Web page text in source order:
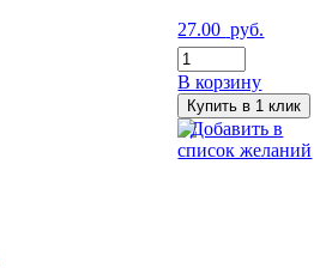
27.00 руб.
Количество
Пакет
с
воздушной
подушкой
F/16,
В корзину
Купить в 1 клик
Добавить в
список желаний